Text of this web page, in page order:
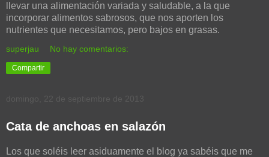
llevar una alimentación variada y saludable, a la que
incorporar alimentos sabrosos, que nos aporten los
nutrientes que necesitamos, pero bajos en grasas.
superjau No hay comentarios:
Compartir
domingo, 22 de septiembre de 2013
Cata de anchoas en salazón
Los que soléis leer asiduamente el blog ya sabéis que me